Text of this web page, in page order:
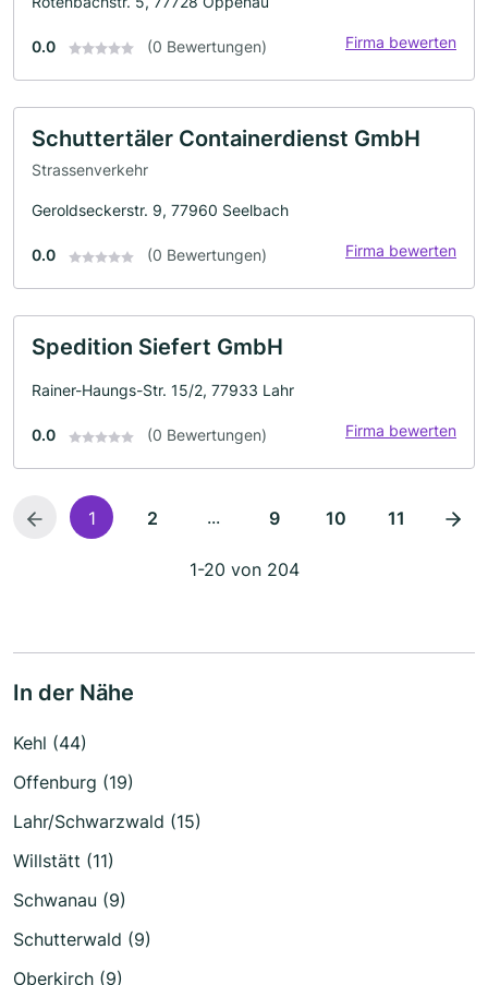
0.0 (0 Bewertungen) Firma bewerten
Schuttertäler Containerdienst GmbH
Strassenverkehr
Geroldseckerstr. 9, 77960 Seelbach
0.0 (0 Bewertungen) Firma bewerten
Spedition Siefert GmbH
Rainer-Haungs-Str. 15/2, 77933 Lahr
0.0 (0 Bewertungen) Firma bewerten
1 2 ... 9 10 11
1-20 von 204
In der Nähe
Kehl (44)
Offenburg (19)
Lahr/Schwarzwald (15)
Willstätt (11)
Schwanau (9)
Schutterwald (9)
Oberkirch (9)